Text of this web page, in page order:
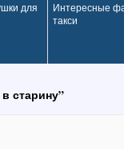
для
Интересные
такси
старину”